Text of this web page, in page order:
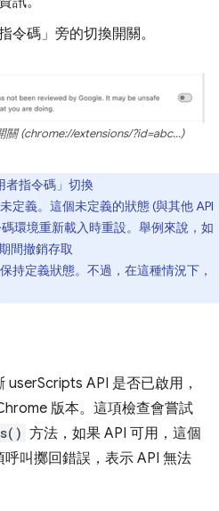
令碼」 旁的切換開關。
關 (chrome://extensions/?id=abc...)
指令碼」 切換
定義。這個未定義的狀態 (與其他 API
環境重新載入時重設。舉例來說，如
間撤銷存取
持定義狀態。不過，在這種情況下，
API 是否已啟用，
版本。這項檢查會嘗試
方法，如果 API 可用，這個
叫擲回錯誤，表示 API 無法